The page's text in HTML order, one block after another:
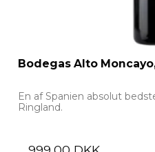
Bodegas Alto
En af Spanien absolut
Ringland.